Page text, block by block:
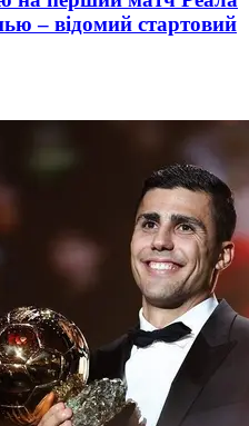
– відомий стартовий